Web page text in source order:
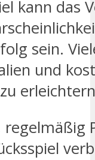
kann das
sein.
und